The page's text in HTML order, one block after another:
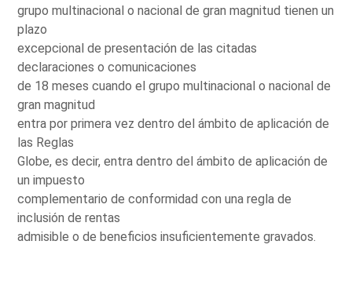
grupo multinacional o nacional de gran magnitud tienen un
plazo
excepcional de presentación de las citadas
declaraciones o comunicaciones
de 18 meses cuando el grupo multinacional o nacional de
gran magnitud
entra por primera vez dentro del ámbito de aplicación de
las Reglas
Globe, es decir, entra dentro del ámbito de aplicación de
un impuesto
complementario de conformidad con una regla de
inclusión de rentas
admisible o de beneficios insuficientemente gravados.